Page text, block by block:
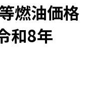
燃油価格
和8年